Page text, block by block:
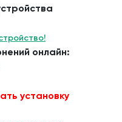
онлайн:
установку